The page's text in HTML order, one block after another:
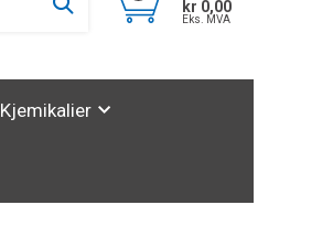
kr 0,00
Eks. MVA
Kjemikalier